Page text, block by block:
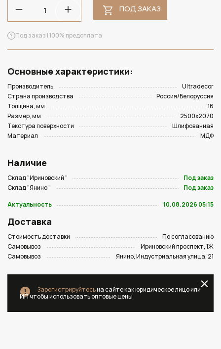
ПОД ЗАКАЗ
Под заказ | 100% предоплата
Основные характеристики:
Производитель
Ultradecor
Страна производства
Россия/Белоруссия
Толщина, мм
16
Размер, мм
2500х2070
Текстура поверхности
Шлифованная
Материал
МДФ
Наличие
Склад "Ириновский "
Под заказ
Склад "Янино "
Под заказ
Актуальность
10.08.2026 05:15
Доставка
Стоимость доставки
По согласованию
Самовывоз
Ириновский проспект, 1Ж
Самовывоз
Янино, Индустриальная улица, 21
Зарегистрируйтесьна сайте как юридическое лицо или
ИП чтобы использовать оптовые цены